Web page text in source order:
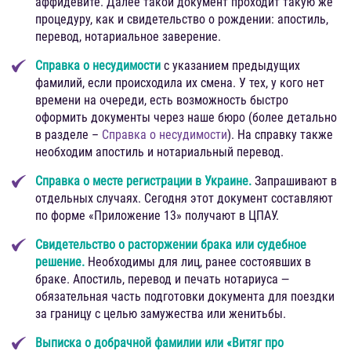
процедуру, как и свидетельство о рождении: апостиль,
перевод, нотариальное заверение.
Справка о несудимости с указанием предыдущих
фамилий, если происходила их смена. У тех, у кого нет
времени на очереди, есть возможность быстро
оформить документы через наше бюро (более детально
в разделе – Справка о несудимости). На справку также
необходим апостиль и нотариальный перевод.
Справка о месте регистрации в Украине. Запрашивают в
отдельных случаях. Сегодня этот документ составляют
по форме «Приложение 13» получают в ЦПАУ.
Свидетельство о расторжении брака или судебное
решение. Необходимы для лиц, ранее состоявших в
браке. Апостиль, перевод и печать нотариуса —
обязательная часть подготовки документа для поездки
за границу с целью замужества или женитьбы.
Выписка о добрачной фамилии или «Витяг про